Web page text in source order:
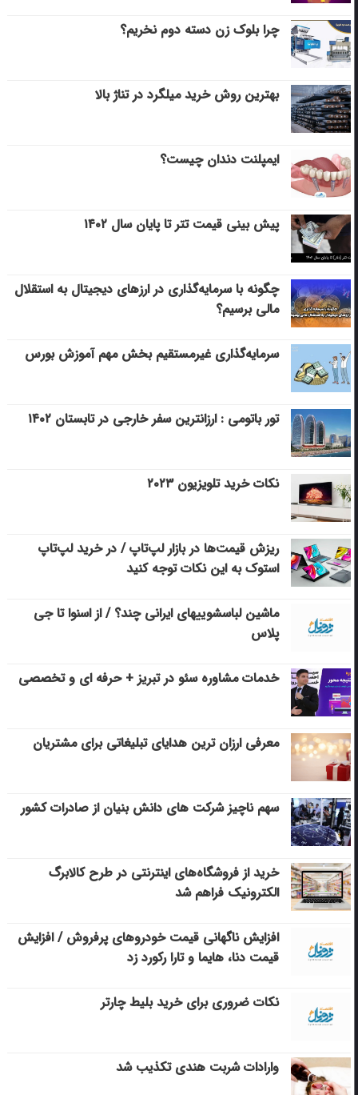
چرا بلوک زن دسته دوم نخریم؟
بهترین روش خرید میلگرد در تناژ بالا
ایمپلنت دندان چیست؟
پیش بینی قیمت تتر تا پایان سال ۱۴۰۲
چگونه با سرمایه‌گذاری در ارزهای دیجیتال به استقلال
مالی برسیم؟
سرمایه‌گذاری غیرمستقیم بخش مهم آموزش بورس
تور باتومی : ارزانترین سفر خارجی در تابستان ۱۴۰۲
نکات خرید تلویزیون ۲۰۲۳
ریزش قیمت‌ها در بازار لپ‌تاپ / در خرید لپ‌تاپ
استوک به این نکات توجه کنید
ماشین لباسشویی‎های ایرانی چند؟ / از اسنوا تا جی
پلاس
خدمات مشاوره سئو در تبریز + حرفه ای و تخصصی
معرفی ارزان ترین هدایای تبلیغاتی برای مشتریان
سهم ناچیز شرکت های دانش بنیان از صادرات کشور
خرید از فروشگاه‌های اینترنتی در طرح کالابرگ
الکترونیک فراهم شد
افزایش ناگهانی قیمت خودروهای پرفروش / افزایش
قیمت دنا، هایما و تارا رکورد زد
نکات ضروری برای خرید بلیط چارتر
وارادات شربت هندی تکذیب شد